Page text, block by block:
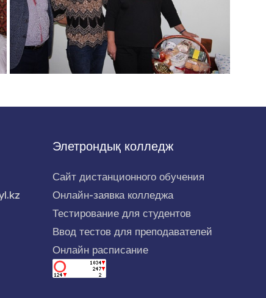
Элетрондық колледж
Сайт дистанционного обучения
Онлайн-заявка колледжа
Тестирование для студентов
Ввод тестов для преподавателей
Онлайн расписание